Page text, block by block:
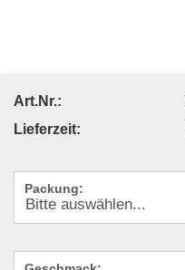
Art.Nr.:
Lieferzeit:
Packung: